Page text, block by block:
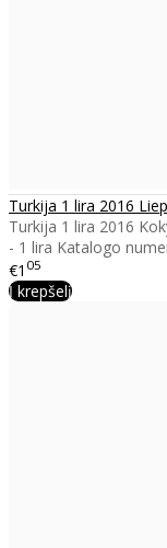
Turkija 1 lira 2016
Turkija 1 lira 2016
- 1 lira Katalogo
€1 05
Į krepšelį